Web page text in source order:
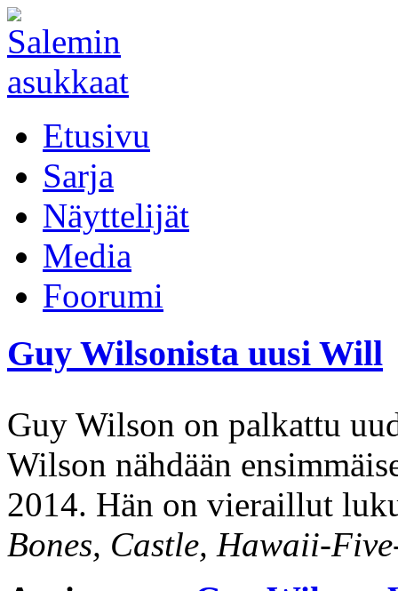
Etusivu
Sarja
Näyttelijät
Media
Foorumi
Guy Wilsonista uusi Will
Guy Wilson on palkattu
Wilson nähdään
2014. Hän on vieraillut
Bones, Castle, Hawaii-